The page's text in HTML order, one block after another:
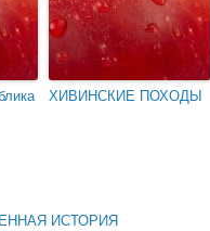
ХИВИНСКИЕ ПОХОДЫ
ИСТОРИЯ